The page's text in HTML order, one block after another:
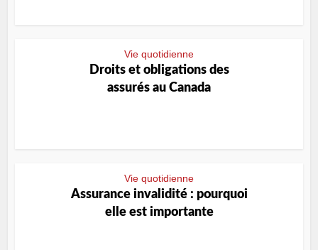
Vie quotidienne
Droits et obligations des
assurés au Canada
Vie quotidienne
Assurance invalidité : pourquoi
elle est importante